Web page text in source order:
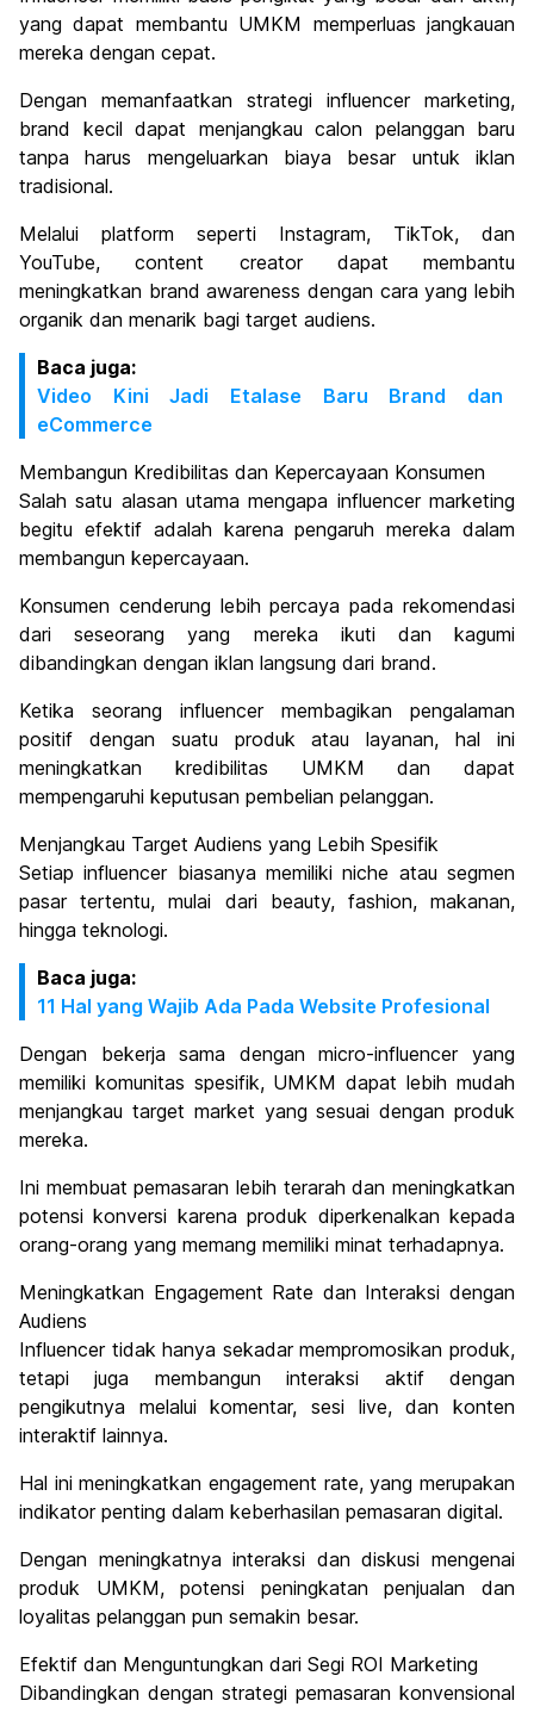
yang dapat membantu UMKM memperluas jangkauan
mereka dengan cepat.
Dengan memanfaatkan strategi influencer marketing,
brand kecil dapat menjangkau calon pelanggan baru
tanpa harus mengeluarkan biaya besar untuk iklan
tradisional.
Melalui platform seperti Instagram, TikTok, dan
YouTube, content creator dapat membantu
meningkatkan brand awareness dengan cara yang lebih
organik dan menarik bagi target audiens.
Baca juga:
Video Kini Jadi Etalase Baru Brand dan
eCommerce
Membangun Kredibilitas dan Kepercayaan Konsumen
Salah satu alasan utama mengapa influencer marketing
begitu efektif adalah karena pengaruh mereka dalam
membangun kepercayaan.
Konsumen cenderung lebih percaya pada rekomendasi
dari seseorang yang mereka ikuti dan kagumi
dibandingkan dengan iklan langsung dari brand.
Ketika seorang influencer membagikan pengalaman
positif dengan suatu produk atau layanan, hal ini
meningkatkan kredibilitas UMKM dan dapat
mempengaruhi keputusan pembelian pelanggan.
Menjangkau Target Audiens yang Lebih Spesifik
Setiap influencer biasanya memiliki niche atau segmen
pasar tertentu, mulai dari beauty, fashion, makanan,
hingga teknologi.
Baca juga:
11 Hal yang Wajib Ada Pada Website Profesional
Dengan bekerja sama dengan micro-influencer yang
memiliki komunitas spesifik, UMKM dapat lebih mudah
menjangkau target market yang sesuai dengan produk
mereka.
Ini membuat pemasaran lebih terarah dan meningkatkan
potensi konversi karena produk diperkenalkan kepada
orang-orang yang memang memiliki minat terhadapnya.
Meningkatkan Engagement Rate dan Interaksi dengan
Audiens
Influencer tidak hanya sekadar mempromosikan produk,
tetapi juga membangun interaksi aktif dengan
pengikutnya melalui komentar, sesi live, dan konten
interaktif lainnya.
Hal ini meningkatkan engagement rate, yang merupakan
indikator penting dalam keberhasilan pemasaran digital.
Dengan meningkatnya interaksi dan diskusi mengenai
produk UMKM, potensi peningkatan penjualan dan
loyalitas pelanggan pun semakin besar.
Efektif dan Menguntungkan dari Segi ROI Marketing
Dibandingkan dengan strategi pemasaran konvensional